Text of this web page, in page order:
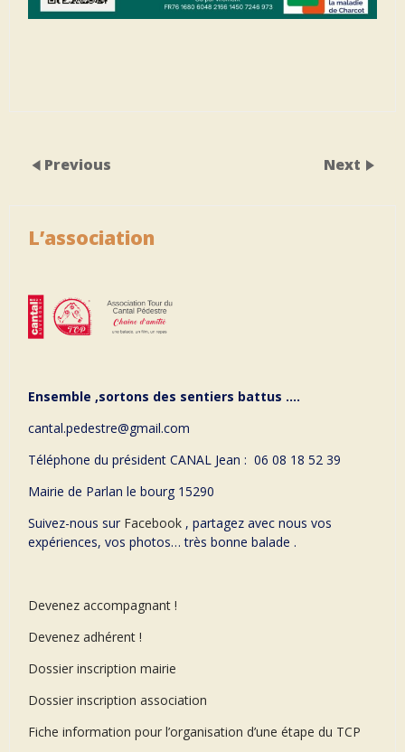
Previous Next
L’association
Ensemble ,sortons des sentiers battus ….
cantal.pedestre@gmail.com
Téléphone du président CANAL Jean : 06 08 18 52 39
Mairie de Parlan le bourg 15290
Suivez-nous sur Facebook , partagez avec nous vos
expériences, vos photos… très bonne balade .
Devenez accompagnant !
Devenez adhérent !
Dossier inscription mairie
Dossier inscription association
Fiche information pour l’organisation d’une étape du TCP